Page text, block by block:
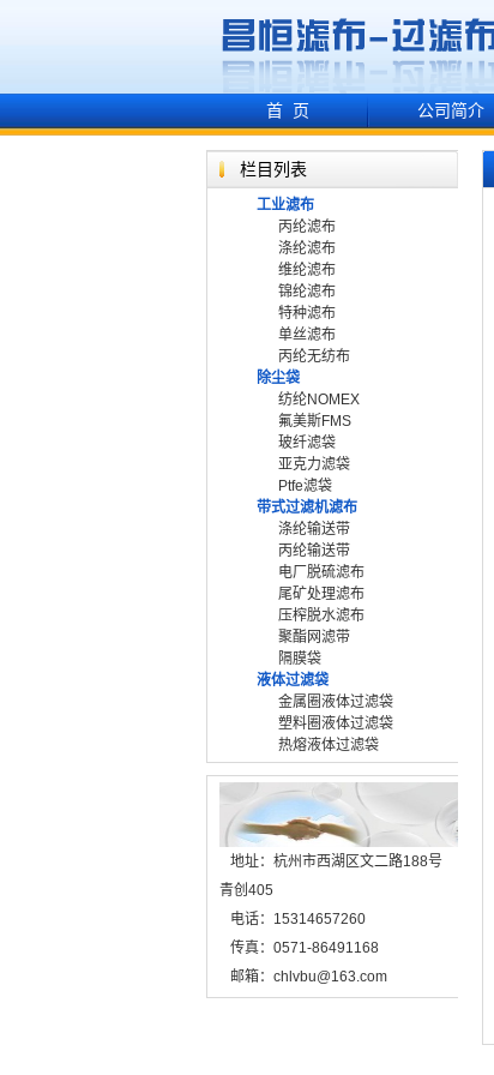
首 页 公司简介
栏目列表
工业滤布
丙纶滤布
涤纶滤布
维纶滤布
锦纶滤布
特种滤布
单丝滤布
丙纶无纺布
除尘袋
纺纶NOMEX
氟美斯FMS
玻纤滤袋
亚克力滤袋
Ptfe滤袋
带式过滤机滤布
涤纶输送带
丙纶输送带
电厂脱硫滤布
尾矿处理滤布
压榨脱水滤布
聚酯网滤带
隔膜袋
液体过滤袋
金属圈液体过滤袋
塑料圈液体过滤袋
热熔液体过滤袋
地址：杭州市西湖区文二路188号
青创405
电话：15314657260
传真：0571-86491168
邮箱：chlvbu@163.com